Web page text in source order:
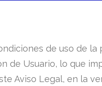
de uso de
de Usuario, lo que
Aviso Legal, en la